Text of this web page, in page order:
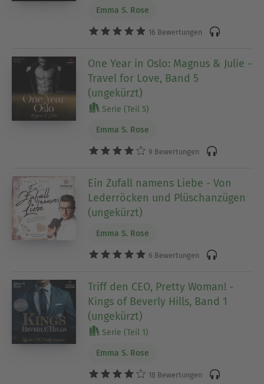
Emma S. Rose
16 Bewertungen
One Year in Oslo: Magnus & Julie -
Travel for Love, Band 5
(ungekürzt)
Serie (Teil 5)
Emma S. Rose
9 Bewertungen
Ein Zufall namens Liebe - Von
Lederröcken und Plüschanzügen
(ungekürzt)
Emma S. Rose
6 Bewertungen
Triff den CEO, Pretty Woman! -
Kings of Beverly Hills, Band 1
(ungekürzt)
Serie (Teil 1)
Emma S. Rose
18 Bewertungen